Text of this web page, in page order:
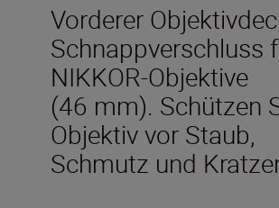
Vorderer
Schnappverschluss
NIKKOR-Objektive
(46 mm). Schützen
Objektiv vor Staub,
Schmutz und